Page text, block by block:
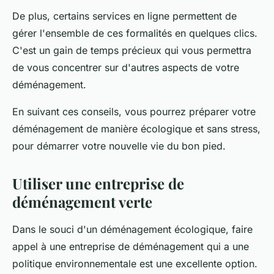
De plus, certains services en ligne permettent de
gérer l'ensemble de ces formalités en quelques clics.
C'est un gain de temps précieux qui vous permettra
de vous concentrer sur d'autres aspects de votre
déménagement.
En suivant ces conseils, vous pourrez préparer votre
déménagement de manière écologique et sans stress,
pour démarrer votre nouvelle vie du bon pied.
Utiliser une entreprise de
déménagement verte
Dans le souci d'un déménagement écologique, faire
appel à une entreprise de déménagement qui a une
politique environnementale est une excellente option.